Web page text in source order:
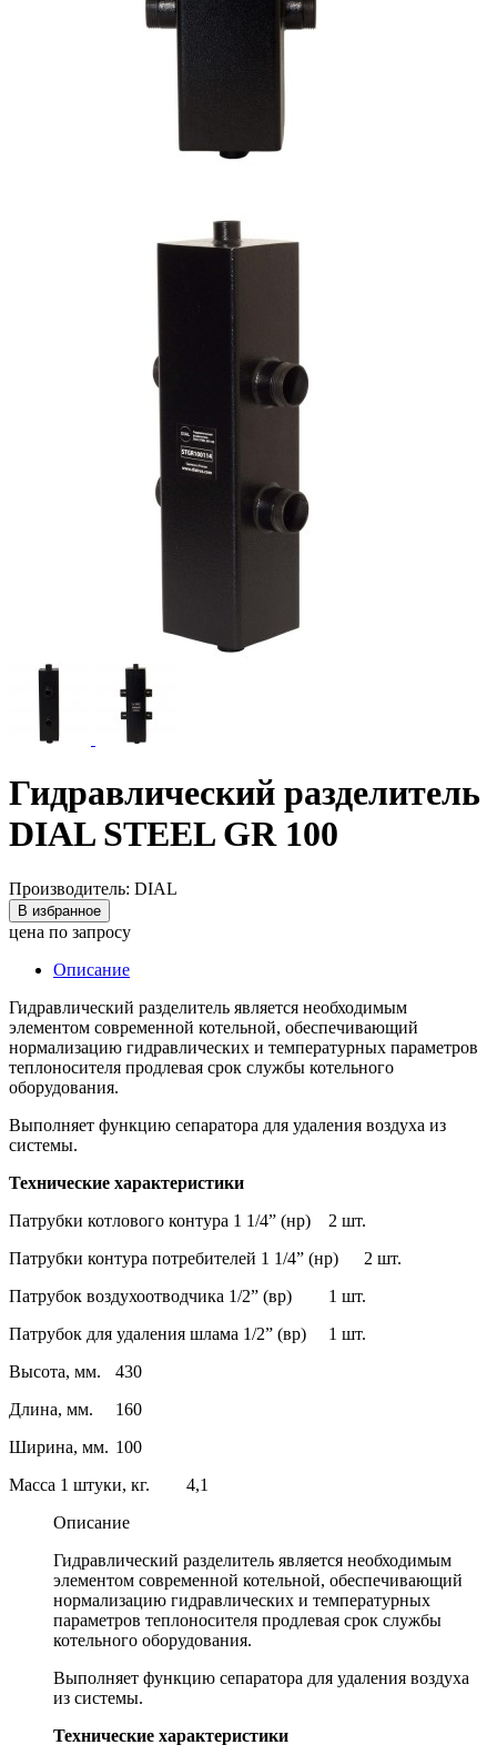
Гидравлический разделитель
DIAL STEEL GR 100
Производитель: DIAL
В избранное
цена по запросу
Описание
Гидравлический разделитель является необходимым
элементом современной котельной, обеспечивающий
нормализацию гидравлических и температурных параметров
теплоносителя продлевая срок службы котельного
оборудования.
Выполняет функцию сепаратора для удаления воздуха из
системы.
Технические характеристики
Патрубки котлового контура 1 1/4” (нр)
2 шт.
Патрубки контура потребителей 1 1/4” (нр)
2 шт.
Патрубок воздухоотводчика 1/2” (вр)
1 шт.
Патрубок для удаления шлама 1/2” (вр)
1 шт.
Высота, мм.
430
Длина, мм.
160
Ширина, мм. 100
Масса 1 штуки, кг.
4,1
Описание
Гидравлический разделитель является необходимым
элементом современной котельной, обеспечивающий
нормализацию гидравлических и температурных
параметров теплоносителя продлевая срок службы
котельного оборудования.
Выполняет функцию сепаратора для удаления воздуха
из системы.
Технические характеристики